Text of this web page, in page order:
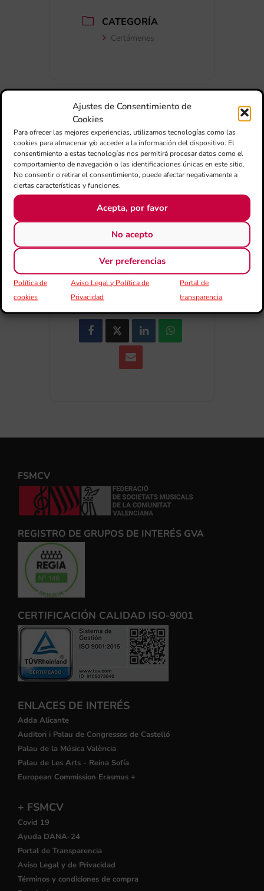
Ajustes de Consentimiento de
Cookies
Para ofrecer las mejores experiencias, utilizamos tecnologías como las
cookies para almacenar y/o acceder a la información del dispositivo. El
consentimiento a estas tecnologías nos permitirá procesar datos como el
comportamiento de navegación o las identificaciones únicas en este sitio.
No consentir o retirar el consentimiento, puede afectar negativamente a
ciertas características y funciones.
Acepta, por favor
No acepto
Ver preferencias
Política de
cookies
Aviso Legal y Política de
Privacidad
Portal de
transparencia
CATEGORÍA
Certámenes
+ Añadir a Google Calendar
+ exportación iCal / Outlook
COMPARTIR ESTE EVENTO
FSMCV
REGISTRO DE GRUPOS DE INTERÉS GVA
CERTIFICACIÓN CALIDAD ISO-9001
ENLACES DE INTERÉS
Adda Alicante
Auditori i Palau de Congressos de Castelló
Palau de la Música València
Palau de Les Arts - Reina Sofía
European Commission Erasmus +
+ FSMCV
Covid 19
Ayuda DANA-24
Portal de Transparencia
Aviso Legal y de Privacidad
Términos y condiciones de compra